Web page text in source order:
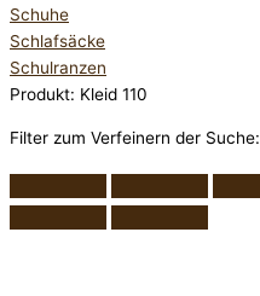
Schuhe
Schlafsäcke
Schulranzen
Produkt: Kleid 110
Filter zum Verfeinern der Suche: